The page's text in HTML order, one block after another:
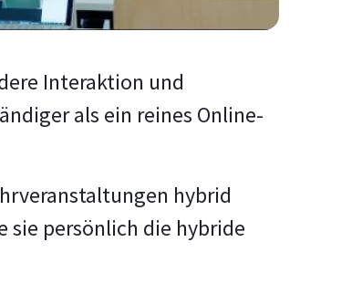
Interaktion und
als ein reines Online-
hybrid
sie persönlich die hybride